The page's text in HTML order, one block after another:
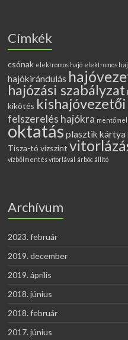
Címkék
csónak elektromos hajó elektromos
hajókirándulás
hajózási szabályzat
kikötés
felszerelés hajókra
oktatás plasztik kártya
Tisza-tó vízszint
vízbőlmentés vitorlával árbóc állító
Archívum
2023. február
2019. december
2019. április
2018. június
2018. február
2017. június